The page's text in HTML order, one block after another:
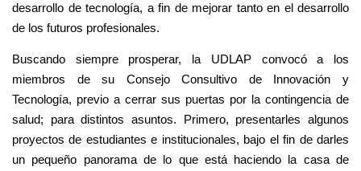
desarrollo de tecnología, a fin de mejorar tanto en el desarrollo
de los futuros profesionales.
Buscando siempre prosperar, la UDLAP convocó a los
miembros de su Consejo Consultivo de Innovación y
Tecnología, previo a cerrar sus puertas por la contingencia de
salud; para distintos asuntos. Primero, presentarles algunos
proyectos de estudiantes e institucionales, bajo el fin de darles
un pequeño panorama de lo que está haciendo la casa de